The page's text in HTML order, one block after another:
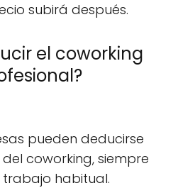
subirá después.
el coworking
pueden deducirse
coworking, siempre
habitual.